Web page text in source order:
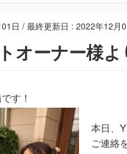
日 / 最終更新日 : 2022年12月
オーナー様
す！
本日、
ご連絡